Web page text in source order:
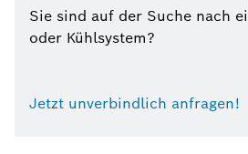
Sie sind auf der Suche nach
oder Kühlsystem?
Jetzt unverbindlich anfragen!